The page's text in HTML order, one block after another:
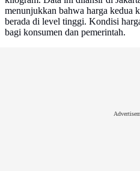
menunjukkan bahwa harga kedua
berada di level tinggi. Kondisi
bagi konsumen dan pemerintah.